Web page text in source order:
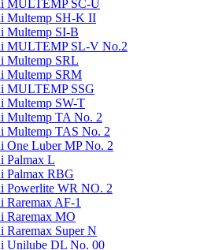
MULTEMP SC-U
Multemp SH-K II
Multemp SI-B
MULTEMP SL-V No.2
Multemp SRL
Multemp SRM
MULTEMP SSG
Multemp SW-T
Multemp TA No. 2
Multemp TAS No. 2
One Luber MP No. 2
Palmax L
Palmax RBG
Powerlite WR NO. 2
Raremax AF-1
Raremax MO
Raremax Super N
Unilube DL No. 00